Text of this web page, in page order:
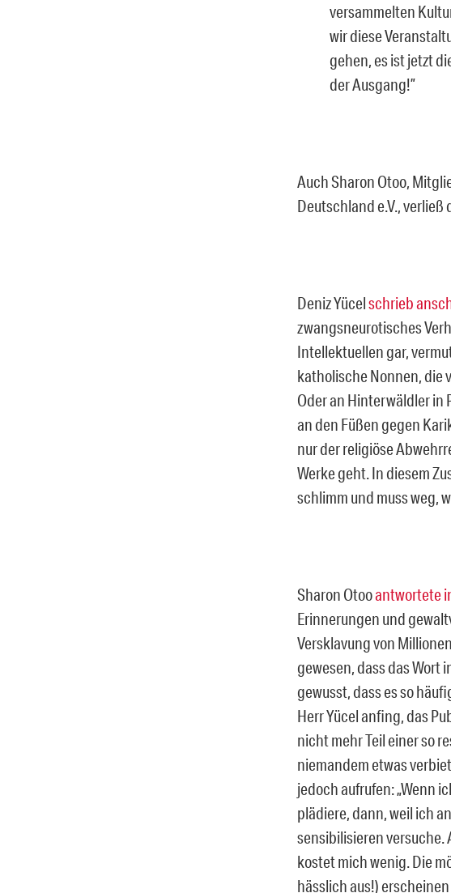
versammelten
wir diese
gehen, es ist jetzt
der Ausgang!”
Auch Sharon Otoo,
Deutschland e.V., verließ
Deniz Yücelschrieb
zwangsneurotisches
Intellektuellen gar,
katholische Nonnen, die
Oder an Hinterwäldler in
an den Füßen gegen
nur der religiöse
Werke geht. In diesem
schlimm und muss weg,
Sharon Otooantwortete
Erinnerungen und
Versklavung von
gewesen, dass das Wort
gewusst, dass es so
Herr Yücel anfing, das
nicht mehr Teil einer so
niemandem etwas
jedoch aufrufen: „Wenn
plädiere, dann, weil ich
sensibilisieren versuche.
kostet mich wenig. Die
hässlich aus!)